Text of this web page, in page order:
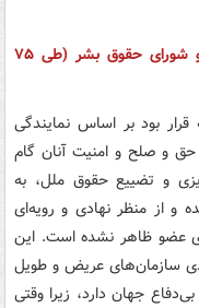
گزیده‌ای از پیامدهای عملکرد سازمان ملل و شورای حقوق بشر (طی ۷۵
بود بر اساس نمایندگی
حق و صلح و امنیت آنان گام
و تضییع حقوق ملل، به
و از منظر نهادی و رویه‌ای
عضو ظاهر نشده است. این
سازمان‌های عریض و طویل
جهان دارد، زیرا وقتی